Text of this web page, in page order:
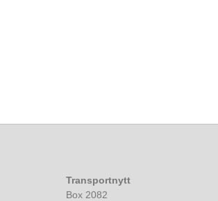
Transportnytt
Box 2082